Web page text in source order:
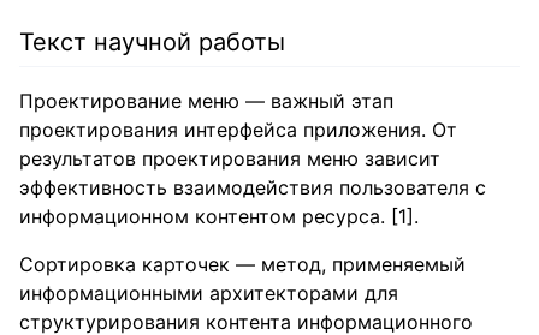
Текст научной работы
Проектирование меню — важный этап
проектирования интерфейса приложения. От
результатов проектирования меню зависит
эффективность взаимодействия пользователя с
информационном контентом ресурса. [1].
Сортировка карточек — метод, применяемый
информационными архитекторами для
структурирования контента информационного